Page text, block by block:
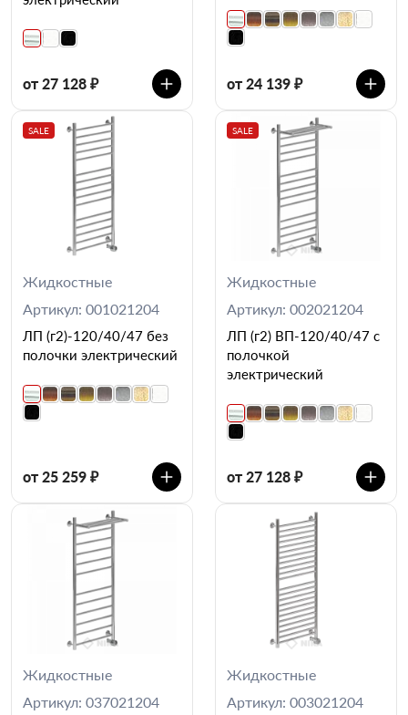
от 27 128 ₽ от 24 139 ₽
SALE
Жидкостные
Артикул: 001021204
ЛП (г2)-120/40/47 без
полочки электрический
от 25 259 ₽
SALE
Жидкостные
Артикул: 002021204
ЛП (г2) ВП-120/40/47 с
полочкой
электрический
от 27 128 ₽
Жидкостные
Артикул: 037021204
Жидкостные
Артикул: 003021204